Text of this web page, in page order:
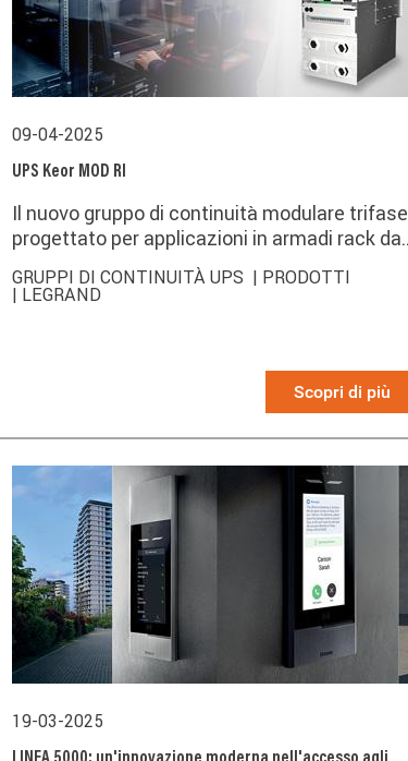
09-04-2025
UPS Keor MOD RI
Il nuovo gruppo di continuità modulare trifase
progettato per applicazioni in armadi rack da
GRUPPI DI CONTINUITÀ UPS | PRODOTTI
| LEGRAND
Scopri di più
19-03-2025